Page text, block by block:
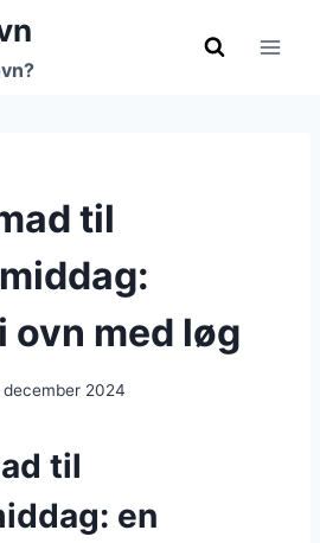
til
med løg
december 2024
til
en